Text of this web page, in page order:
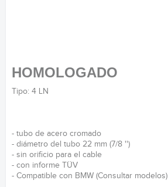
HOMOLOGADO
Tipo: 4 LN
- tubo de acero cromado
- diámetro del tubo 22 mm (7/8 '')
- sin orificio para el cable
- con informe TÜV
- Compatible con BMW (Consultar modelos)